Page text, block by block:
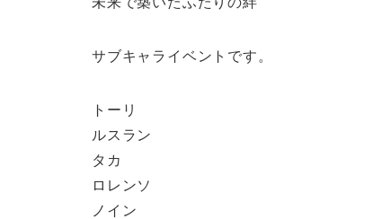
サブキャライベントです。
トーリ
ルスラン
タカ
ロレンソ
ノイン